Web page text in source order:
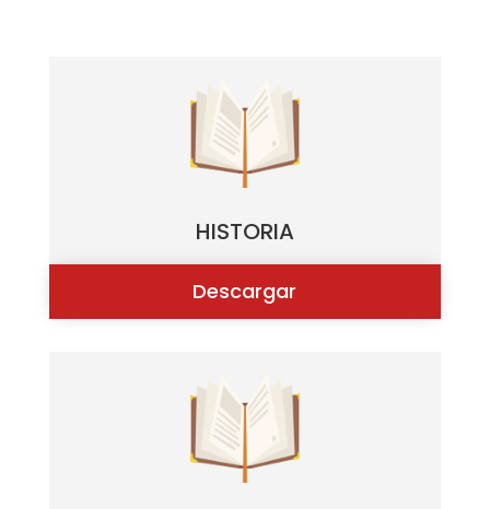
HISTORIA
Descargar